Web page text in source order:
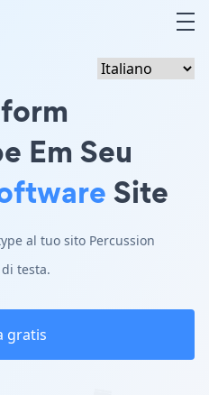
Em Seu
Site
al tuo sito Percussion
testa.
gratis